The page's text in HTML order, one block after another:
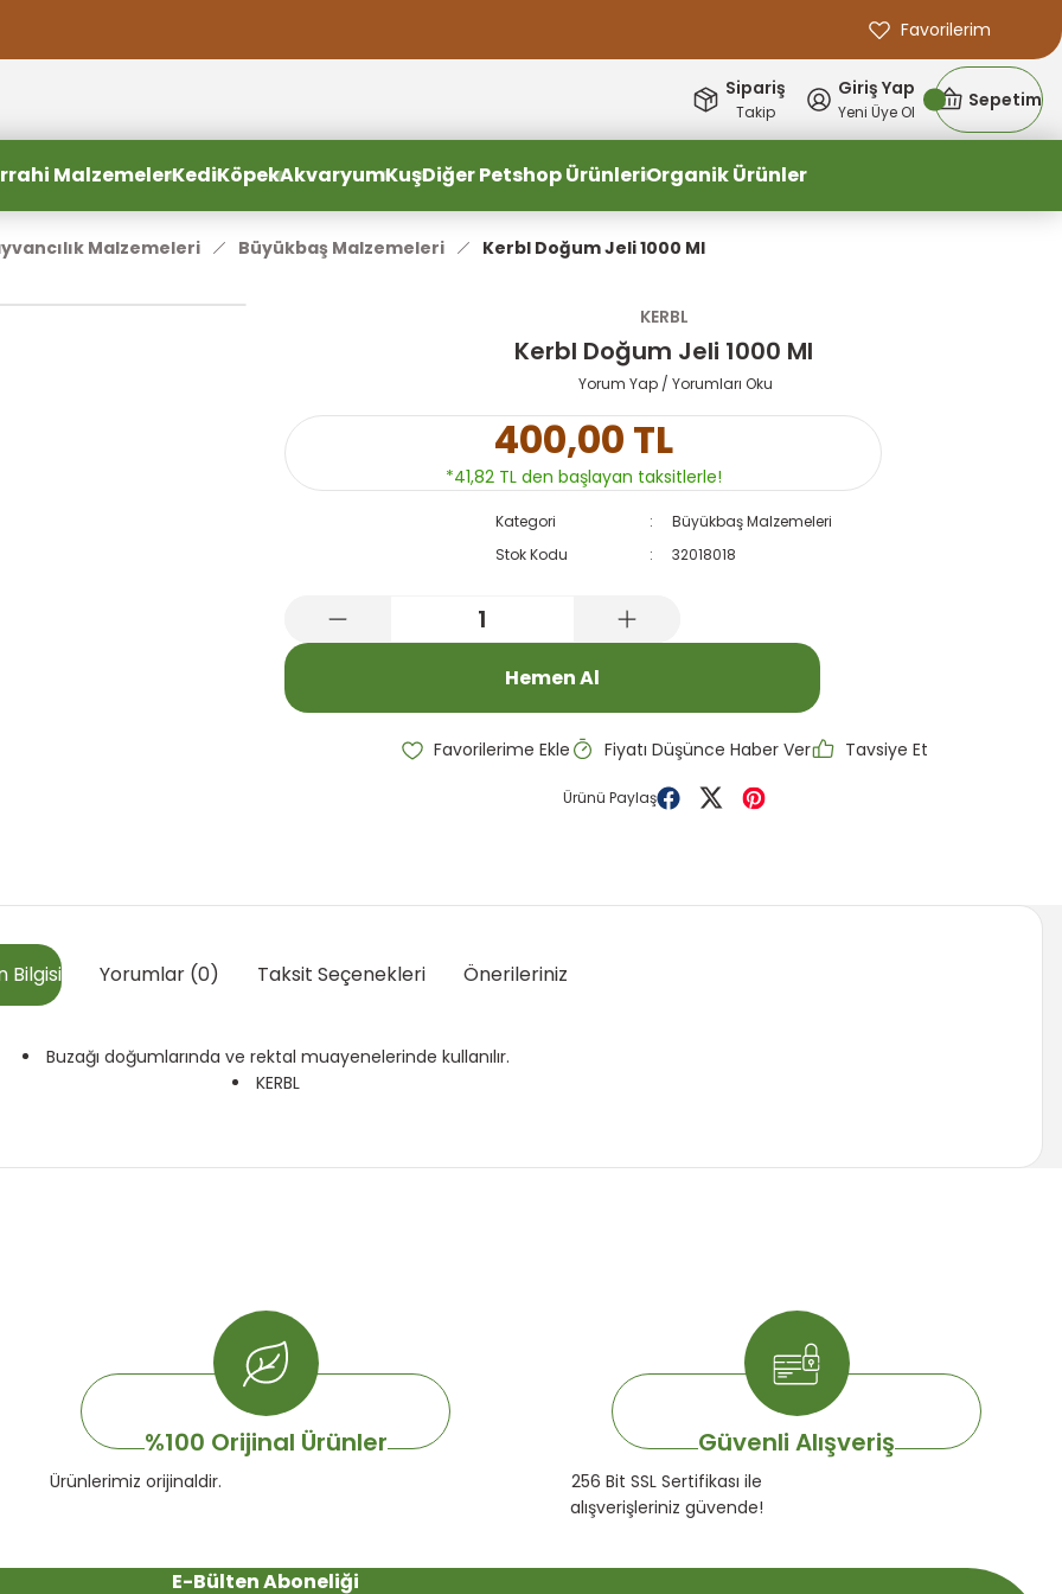
2000 TL ve Üzeri Alışverişlerde Ücretsiz Kargo #3
Favorilerim
Sipariş
Takip
Giriş Yap
Yeni Üye Ol
Sepetim
MalzemelerKediKöpekAkvaryumKuşDiğer Petshop ÜrünleriOrganik Ürünler
Malzemeleri Büyükbaş Malzemeleri Kerbl Doğum Jeli 1000 Ml
KERBL
Kerbl Doğum Jeli 1000 Ml
Yorum Yap / Yorumları Oku
400,00 TL
*41,82 TL den başlayan taksitlerle!
Kategori
Büyükbaş Malzemeleri
Stok Kodu
32018018
Hemen Al
Fiyatı Düşünce Haber Ver Tavsiye Et
Ürünü Paylaş
Bilgisi Yorumlar (0) Taksit Seçenekleri Önerileriniz
Buzağı doğumlarında ve rektal muayenelerinde kullanılır.
KERBL
Gönder
%100 Orijinal Ürünler
Ürünlerimiz orijinaldir.
Güvenli Alışveriş
256 Bit SSL Sertifikası ile
alışverişleriniz güvende!
E-Bülten Aboneliği